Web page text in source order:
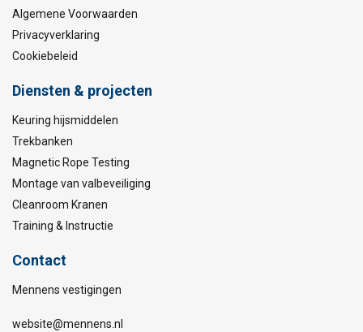
Algemene Voorwaarden
Privacyverklaring
Cookiebeleid
Diensten & projecten
Keuring hijsmiddelen
Trekbanken
Magnetic Rope Testing
Montage van valbeveiliging
Cleanroom Kranen
Training & Instructie
Contact
Mennens vestigingen
website@mennens.nl